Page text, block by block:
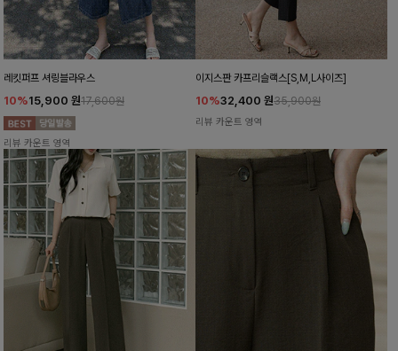
레킷퍼프 셔링블라우스
10%15,900 원17,600원
리뷰 카운트 영역
이지스판 카프리슬랙스[S,M,L사이즈]
10%32,400 원35,900원
리뷰 카운트 영역